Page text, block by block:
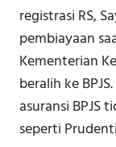
registrasi RS,
pembiayaan
Kementerian
beralih ke
asuransi BPJS
seperti